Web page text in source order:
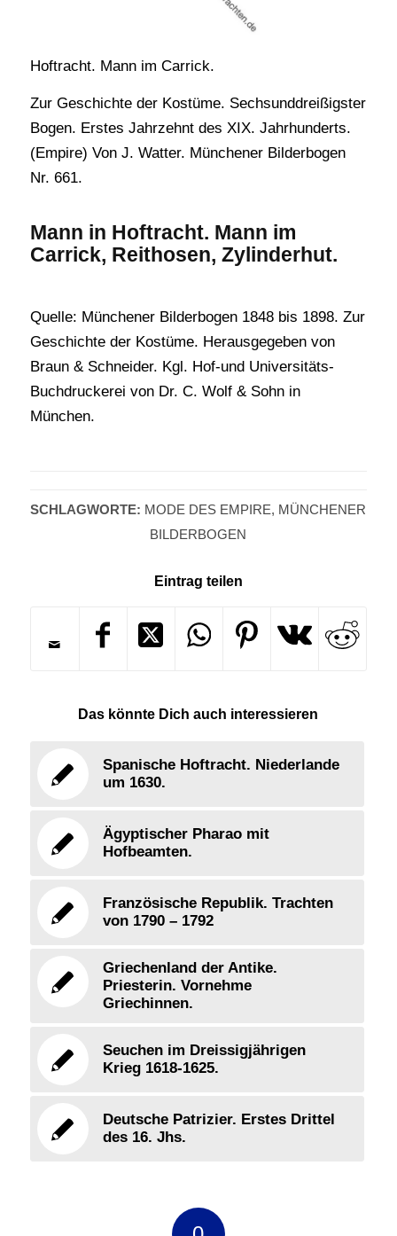
Hoftracht. Mann im Carrick.
Zur Geschichte der Kostüme. Sechsunddreißigster
Bogen. Erstes Jahrzehnt des XIX. Jahrhunderts.
(Empire) Von J. Watter. Münchener Bilderbogen
Nr. 661.
Mann in Hoftracht. Mann im
Carrick, Reithosen, Zylinderhut.
Quelle: Münchener Bilderbogen 1848 bis 1898. Zur
Geschichte der Kostüme. Herausgegeben von
Braun & Schneider. Kgl. Hof-und Universitäts-
Buchdruckerei von Dr. C. Wolf & Sohn in
München.
SCHLAGWORTE: MODE DES EMPIRE, MÜNCHENER
BILDERBOGEN
Eintrag teilen
Das könnte Dich auch interessieren
Spanische Hoftracht. Niederlande
um 1630.
Ägyptischer Pharao mit
Hofbeamten.
Französische Republik. Trachten
von 1790 – 1792
Griechenland der Antike.
Priesterin. Vornehme
Griechinnen.
Seuchen im Dreissigjährigen
Krieg 1618-1625.
Deutsche Patrizier. Erstes Drittel
des 16. Jhs.